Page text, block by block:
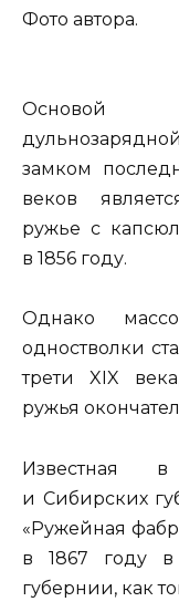
Фото автора.
Основой
замком
веков
ружье с
в 1856 году.
Однако
одностволки
трети XIX
ружья
Известная в
и Сибирских
«Ружейная
в 1867 году в
губернии, как